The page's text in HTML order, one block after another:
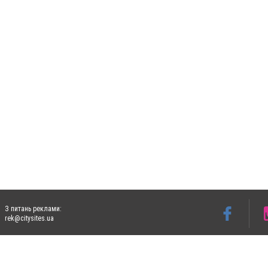
З питань реклами:
rek@citysites.ua